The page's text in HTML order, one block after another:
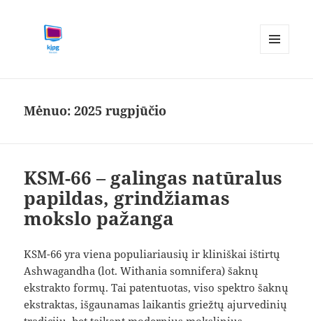
Mėnuo:2025 rugpjūčio
KSM-66 – galingas natūralus
papildas, grindžiamas
mokslo pažanga
KSM-66 yra viena populiariausių ir kliniškai ištirtų
Ashwagandha (lot. Withania somnifera) šaknų
ekstrakto formų. Tai patentuotas, viso spektro šaknų
ekstraktas, išgaunamas laikantis griežtų ajurvedinių